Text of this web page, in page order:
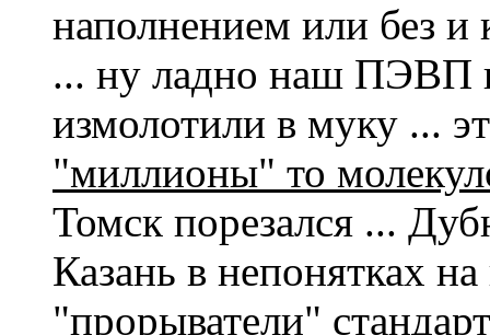
наполнением или без
... ну ладно наш ПЭВП
измолотили в муку ...
"миллионы" то
Томск порезался ...
Казань в непонятках
"прорыватели"